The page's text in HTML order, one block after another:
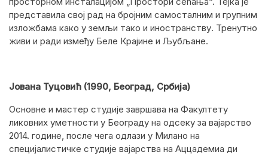
представила свој рад на бројним самосталним и групним
изложбама како у земљи тако и иностранству. Тренутно
живи и ради између Беле Крајине и Љубљане.
Јована Туцовић (1990, Београд, Србија)
Основне и мастер студије завршава на Факултету
ликовних уметности у Београду на одсеку за вајарство
2014. године, после чега одлази у Милано на
специјалистичке студије вајарства на Аццадемиа ди